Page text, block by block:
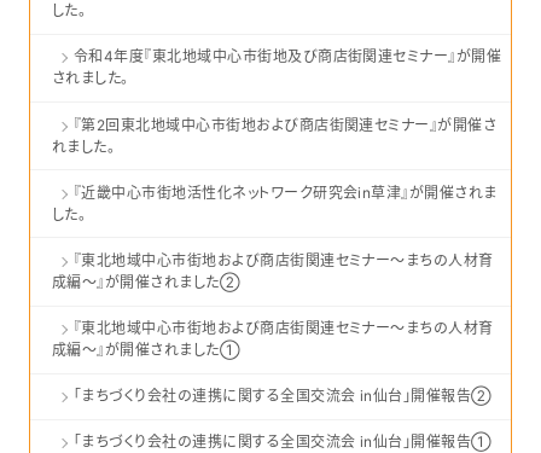
した。
令和4年度『東北地域中心市街地及び商店街関連セミナー』が開催
されました。
『第2回東北地域中心市街地および商店街関連セミナー』が開催さ
れました。
『近畿中心市街地活性化ネットワーク研究会in草津』が開催されま
した。
『東北地域中心市街地および商店街関連セミナー～まちの人材育
成編～』が開催されました②
『東北地域中心市街地および商店街関連セミナー～まちの人材育
成編～』が開催されました①
「まちづくり会社の連携に関する全国交流会 in仙台」開催報告②
「まちづくり会社の連携に関する全国交流会 in仙台」開催報告①